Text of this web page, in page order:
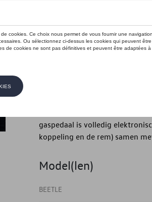
Contacteer
Introductie
De antislip pedaaldoppen zijn
antislip coating en geven de
gaspedaal is volledig
koppeling en de rem) samen
Model(len)
BEETLE